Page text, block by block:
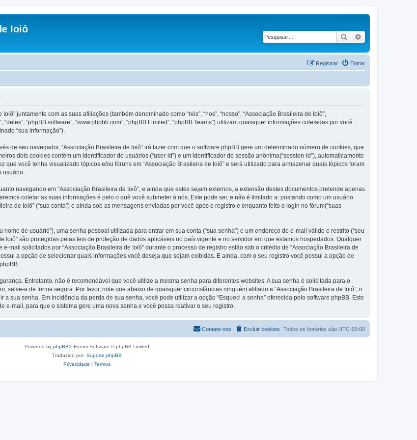
Ioiô
Pesquisar
Entrar
Registrar
juntamente com as suas afiliações (também denominado como “nós”, “nos”, “nosso”, “Associação Brasileira de Ioiô”,
“phpBB software”, “www.phpbb.com”, “phpBB Limited”, “phpBB Teams”) utilizam quaisquer informações coletadas por você
“sua informação”).
de seu navegador, “Associação Brasileira de Ioiô” irá fazer com que o software phpBB gere um determinado número de cookies, que
dois cookies contêm um identificador de usuários (“user-id”) e um identificador de sessão anônima(“session-id”), automaticamente
que você tenha visualizado tópicos e/ou fóruns em “Associação Brasileira de Ioiô” e será utilizado para armazenar quais tópicos foram
usuário.
navegando em “Associação Brasileira de Ioiô”, e ainda que estes sejam externos, a extensão destes documentos pretende apenas
coletar as suas informações é pelo o quê você submeter à nós. Este pode ser, e não é limitado a: postando como um usuário
de Ioiô” (“sua conta”) e ainda sob as mensagens enviadas por você após o registro e enquanto feito o login no fórum(“suas
de usuário”), uma senha pessoal utilizada para entrar em sua conta (“sua senha”) e um endereço de e-mail válido e restrito (“seu
Ioiô” são protegidas pelas leis de proteção de dados aplicáveis no país vigente e no servidor em que estamos hospedados. Qualquer
mail solicitados por “Associação Brasileira de Ioiô” durante o processo de registro estão sob o critédio de “Associação Brasileira de
a opção de selecionar quais informações você deseja que sejam exibidas. E ainda, com o seu registro você possui a opção de
Entretanto, não é recomendável que você utilize a mesma senha para diferentes websites. A sua senha é solicitada para o
salve-a de forma segura. Por favor, note que abaixo de quaisquer circunstâncias ninguém afiliado a “Associação Brasileira de Ioiô”, o
sua senha. Em incidência da perda de sua senha, você pode utilizar a opção “Esqueci a senha” oferecida pelo software phpBB. Este
mail, para que o sistema gere uma nova senha e você possa reativar o seu registro.
Todos os horários são UTC-03:00
Excluir cookies
Contate-nos
Powered by phpBB® Forum Software © phpBB Limited
Traduzido por: Suporte phpBB
Privacidade | Termos